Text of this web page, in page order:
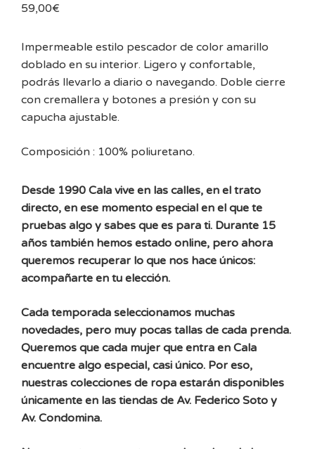
59,00€
Impermeable estilo pescador de color amarillo
doblado en su interior. Ligero y confortable,
podrás llevarlo a diario o navegando. Doble cierre
con cremallera y botones a presión y con su
capucha ajustable.
Composición : 100% poliuretano.
Desde 1990 Cala vive en las calles, en el trato
directo, en ese momento especial en el que te
pruebas algo y sabes que es para ti. Durante 15
años también hemos estado online, pero ahora
queremos recuperar lo que nos hace únicos:
acompañarte en tu elección.
Cada temporada seleccionamos muchas
novedades, pero muy pocas tallas de cada prenda.
Queremos que cada mujer que entra en Cala
encuentre algo especial, casi único. Por eso,
nuestras colecciones de ropa estarán disponibles
únicamente en las tiendas de Av. Federico Soto y
Av. Condomina.